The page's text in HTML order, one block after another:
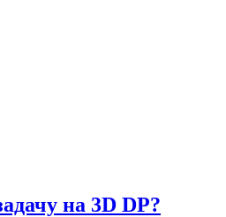
на 3D DP?